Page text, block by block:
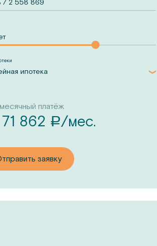
ипотека
платёж
71 862 a/мес.
заявку